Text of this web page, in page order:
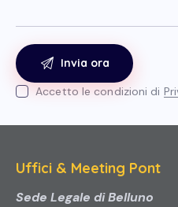
Accetto le condizioni di
Uffici & Meeting Pont
Sede Legale di Belluno